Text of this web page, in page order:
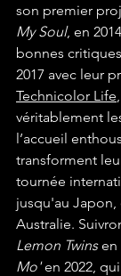
son premier
My Soul, en
bonnes
2017 avec leur
Technicolor Life
véritablement
l’accueil
transforment
tournée
jusqu'au Japon,
Australie.
Lemon Twins en
Mo' en 2022,